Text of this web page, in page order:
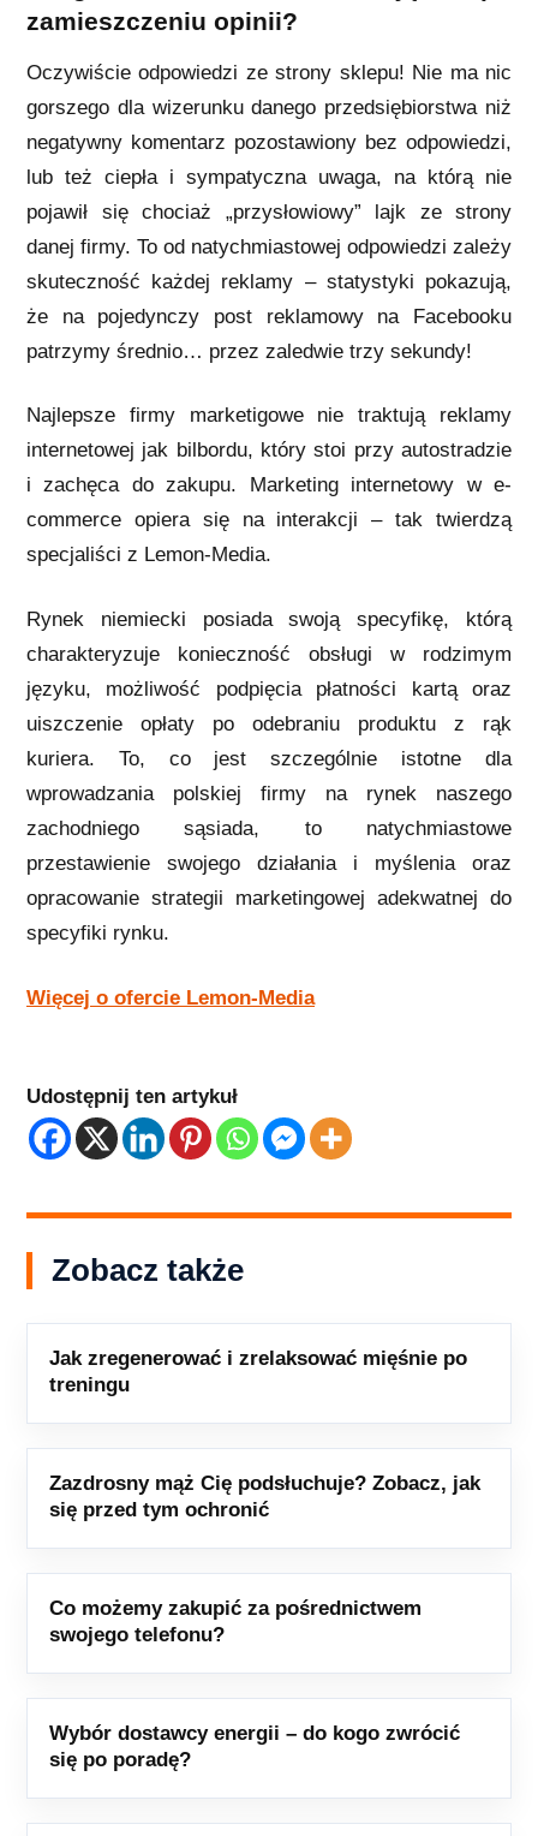
zamieszczeniu opinii?
Oczywiście odpowiedzi ze strony sklepu! Nie ma nic
gorszego dla wizerunku danego przedsiębiorstwa niż
negatywny komentarz pozostawiony bez odpowiedzi,
lub też ciepła i sympatyczna uwaga, na którą nie
pojawił się chociaż „przysłowiowy” lajk ze strony
danej firmy. To od natychmiastowej odpowiedzi zależy
skuteczność każdej reklamy – statystyki pokazują,
że na pojedynczy post reklamowy na Facebooku
patrzymy średnio… przez zaledwie trzy sekundy!
Najlepsze firmy marketigowe nie traktują reklamy
internetowej jak bilbordu, który stoi przy autostradzie
i zachęca do zakupu. Marketing internetowy w e-
commerce opiera się na interakcji – tak twierdzą
specjaliści z Lemon-Media.
Rynek niemiecki posiada swoją specyfikę, którą
charakteryzuje konieczność obsługi w rodzimym
języku, możliwość podpięcia płatności kartą oraz
uiszczenie opłaty po odebraniu produktu z rąk
kuriera. To, co jest szczególnie istotne dla
wprowadzania polskiej firmy na rynek naszego
zachodniego sąsiada, to natychmiastowe
przestawienie swojego działania i myślenia oraz
opracowanie strategii marketingowej adekwatnej do
specyfiki rynku.
Więcej o ofercie Lemon-Media
Udostępnij ten artykuł
Zobacz także
Jak zregenerować i zrelaksować mięśnie po
treningu
Zazdrosny mąż Cię podsłuchuje? Zobacz, jak
się przed tym ochronić
Co możemy zakupić za pośrednictwem
swojego telefonu?
Wybór dostawcy energii – do kogo zwrócić
się po poradę?